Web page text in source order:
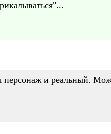
и реальный.